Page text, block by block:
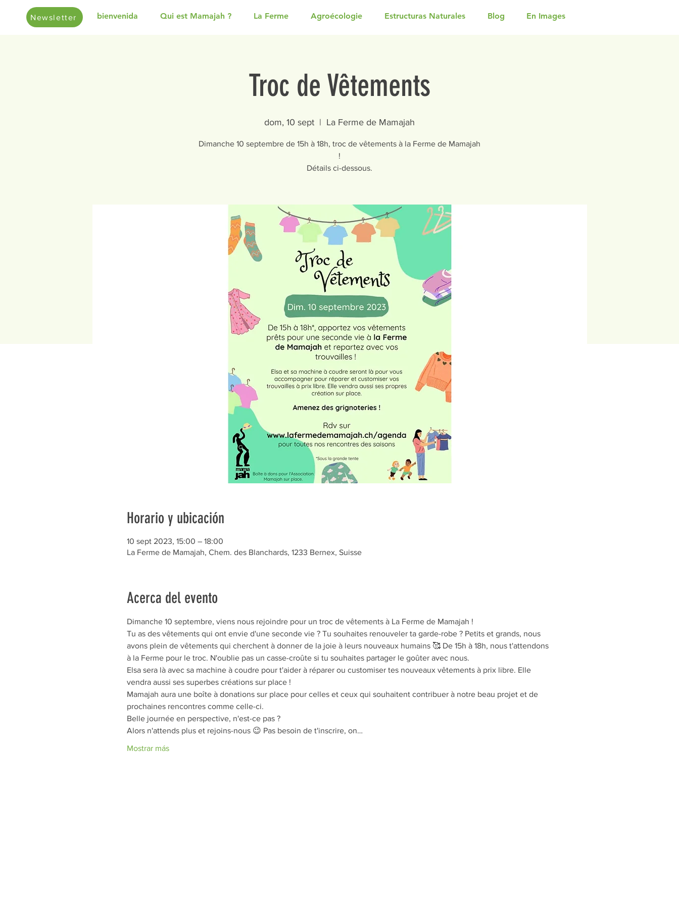
Newsletter bienvenida Qui est Mamajah ? La Ferme Agroécologie Estructuras Naturales Blog En Images
Troc de Vêtements
dom, 10 sept
  |
La Ferme de Mamajah
Dimanche 10 septembre de 15h à 18h, troc de vêtements à la Ferme de Mamajah
!
Détails ci-dessous.
Horario y ubicación
10 sept 2023, 15:00 – 18:00
La Ferme de Mamajah, Chem. des Blanchards, 1233 Bernex, Suisse
Acerca del evento
Dimanche 10 septembre, viens nous rejoindre pour un troc de vêtements à La Ferme de Mamajah !
Tu as des vêtements qui ont envie d'une seconde vie ? Tu souhaites renouveler ta garde-robe ? Petits et grands, nous
avons plein de vêtements qui cherchent à donner de la joie à leurs nouveaux humains 🥰 De 15h à 18h, nous t'attendons
à la Ferme pour le troc. N'oublie pas un casse-croûte si tu souhaites partager le goûter avec nous.
Elsa sera là avec sa machine à coudre pour t'aider à réparer ou customiser tes nouveaux vêtements à prix libre. Elle
vendra aussi ses superbes créations sur place !
Mamajah aura une boîte à donations sur place pour celles et ceux qui souhaitent contribuer à notre beau projet et de
prochaines rencontres comme celle-ci.
Belle journée en perspective, n'est-ce pas ?
Alors n'attends plus et rejoins-nous 😉 Pas besoin de t'inscrire, on…
Mostrar más